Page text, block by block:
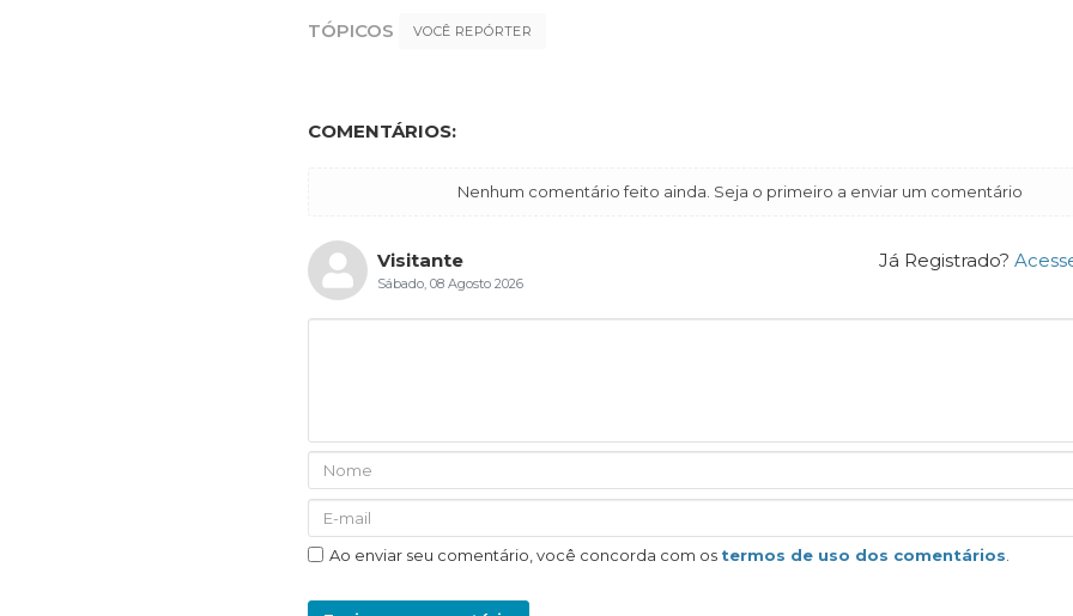
TÓPICOS VOCÊ REPÓRTER
COMENTÁRIOS:
Nenhum comentário feito ainda. Seja o primeiro a enviar um comentário
Já Registrado?
Visitante
Sábado, 08 Agosto 2026
Ao enviar seu comentário, você concorda com os termos de uso dos comentários.